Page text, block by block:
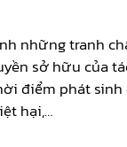
những tranh
sở hữu của
điểm phát
hại,…